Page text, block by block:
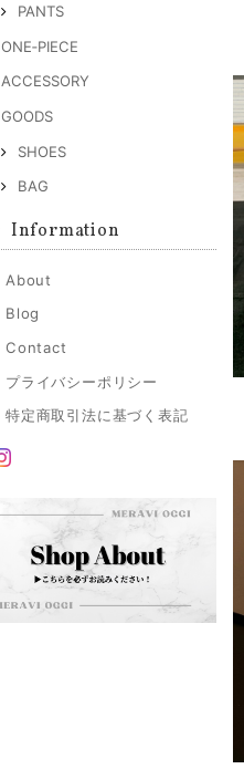
PANTS
ONE‐PIECE
ACCESSORY
GOODS
SHOES
BAG
Information
About
Blog
Contact
プライバシーポリシー
特定商取引法に基づく表記